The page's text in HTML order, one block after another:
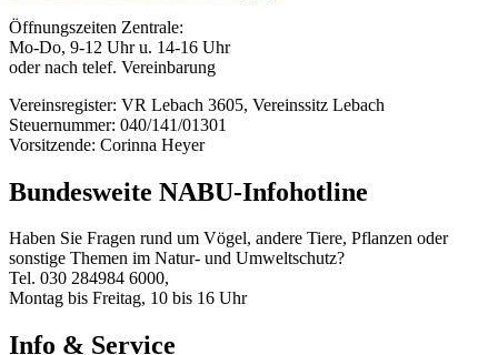
Öffnungszeiten Zentrale:
Mo-Do, 9-12 Uhr u. 14-16 Uhr
oder nach telef. Vereinbarung
Vereinsregister: VR Lebach 3605, Vereinssitz Lebach
Steuernummer: 040/141/01301
Vorsitzende: Corinna Heyer
Bundesweite NABU-Infohotline
Haben Sie Fragen rund um Vögel, andere Tiere, Pflanzen oder
sonstige Themen im Natur- und Umweltschutz?
Tel. 030 284984 6000,
Montag bis Freitag, 10 bis 16 Uhr
Info & Service